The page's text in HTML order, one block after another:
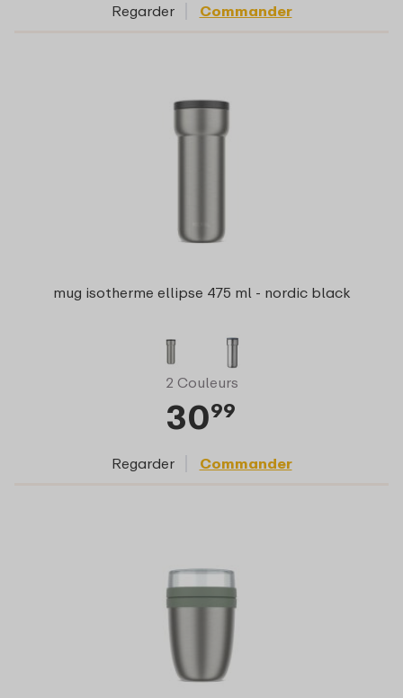
Regarder Commander
mug isotherme ellipse 475 ml - nordic black
2 Couleurs
3099
Regarder Commander